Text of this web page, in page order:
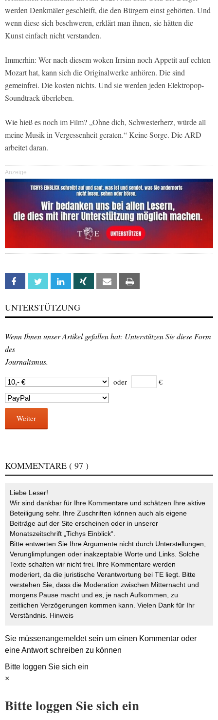
werden Denkmäler geschleift, die den Bürgern einst gehörten. Und
wenn diese sich beschweren, erklärt man ihnen, sie hätten die
Kunst einfach nicht verstanden.
Immerhin: Wer nach diesem woken Irrsinn noch Appetit auf echten
Mozart hat, kann sich die Originalwerke anhören. Die sind
gemeinfrei. Die kosten nichts. Und sie werden jeden Elektropop-
Soundtrack überleben.
Wie hieß es noch im Film? „Ohne dich, Schwesterherz, würde all
meine Musik in Vergessenheit geraten.“ Keine Sorge. Die ARD
arbeitet daran.
Anzeige
Facebook Twitter Linkedin Xing Email
UNTERSTÜTZUNG
Wenn Ihnen unser Artikel gefallen hat: Unterstützen Sie diese Form
des
Journalismus.
oder €
Weiter
KOMMENTARE ( 97 )
Liebe Leser!
Wir sind dankbar für Ihre Kommentare und schätzen Ihre aktive
Beteiligung sehr. Ihre Zuschriften können auch als eigene
Beiträge auf der Site erscheinen oder in unserer
Monatszeitschrift „Tichys Einblick“.
Bitte entwerten Sie Ihre Argumente nicht durch Unterstellungen,
Verunglimpfungen oder inakzeptable Worte und Links. Solche
Texte schalten wir nicht frei. Ihre Kommentare werden
moderiert, da die juristische Verantwortung bei TE liegt. Bitte
verstehen Sie, dass die Moderation zwischen Mitternacht und
morgens Pause macht und es, je nach Aufkommen, zu
zeitlichen Verzögerungen kommen kann. Vielen Dank für Ihr
Verständnis. Hinweis
Sie müssenangemeldetsein um einen Kommentar oder
eine Antwort schreiben zu können
Bitte loggen Sie sich ein
×
Bitte loggen Sie sich ein